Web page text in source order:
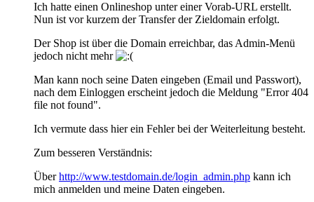
Ich hatte einen Onlineshop unter einer Vorab-URL erstellt.
Nun ist vor kurzem der Transfer der Zieldomain erfolgt.
Der Shop ist über die Domain erreichbar, das Admin-Menü
jedoch nicht mehr
Man kann noch seine Daten eingeben (Email und Passwort),
nach dem Einloggen erscheint jedoch die Meldung "Error 404
file not found".
Ich vermute dass hier ein Fehler bei der Weiterleitung besteht.
Zum besseren Verständnis:
Überhttp://www.testdomain.de/login_admin.php kann ich
mich anmelden und meine Daten eingeben.